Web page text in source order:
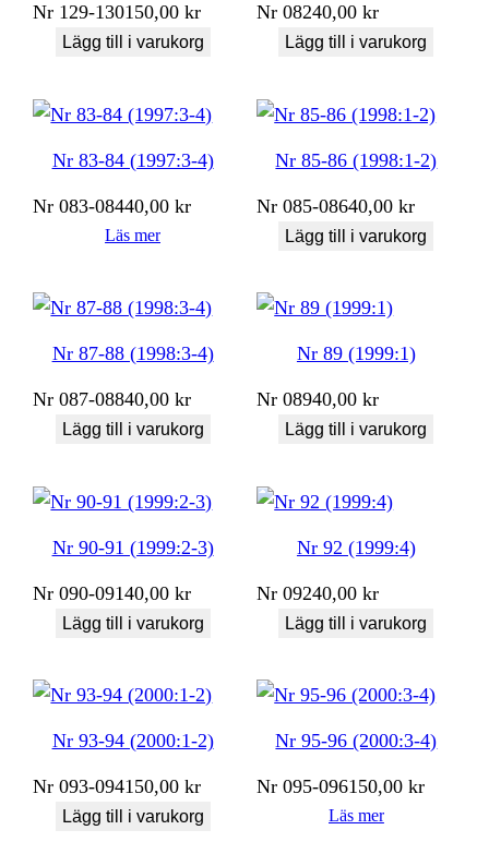
Nr 129-130150,00kr
Lägg till i varukorg
Nr 08240,00kr
Lägg till i varukorg
Nr 83-84 (1997:3-4)
Nr 083-08440,00kr
Läs mer
Nr 85-86 (1998:1-2)
Nr 085-08640,00kr
Lägg till i varukorg
Nr 87-88 (1998:3-4)
Nr 087-08840,00kr
Lägg till i varukorg
Nr 89 (1999:1)
Nr 08940,00kr
Lägg till i varukorg
Nr 90-91 (1999:2-3)
Nr 090-09140,00kr
Lägg till i varukorg
Nr 92 (1999:4)
Nr 09240,00kr
Lägg till i varukorg
Nr 93-94 (2000:1-2)
Nr 093-094150,00kr
Lägg till i varukorg
Nr 95-96 (2000:3-4)
Nr 095-096150,00kr
Läs mer